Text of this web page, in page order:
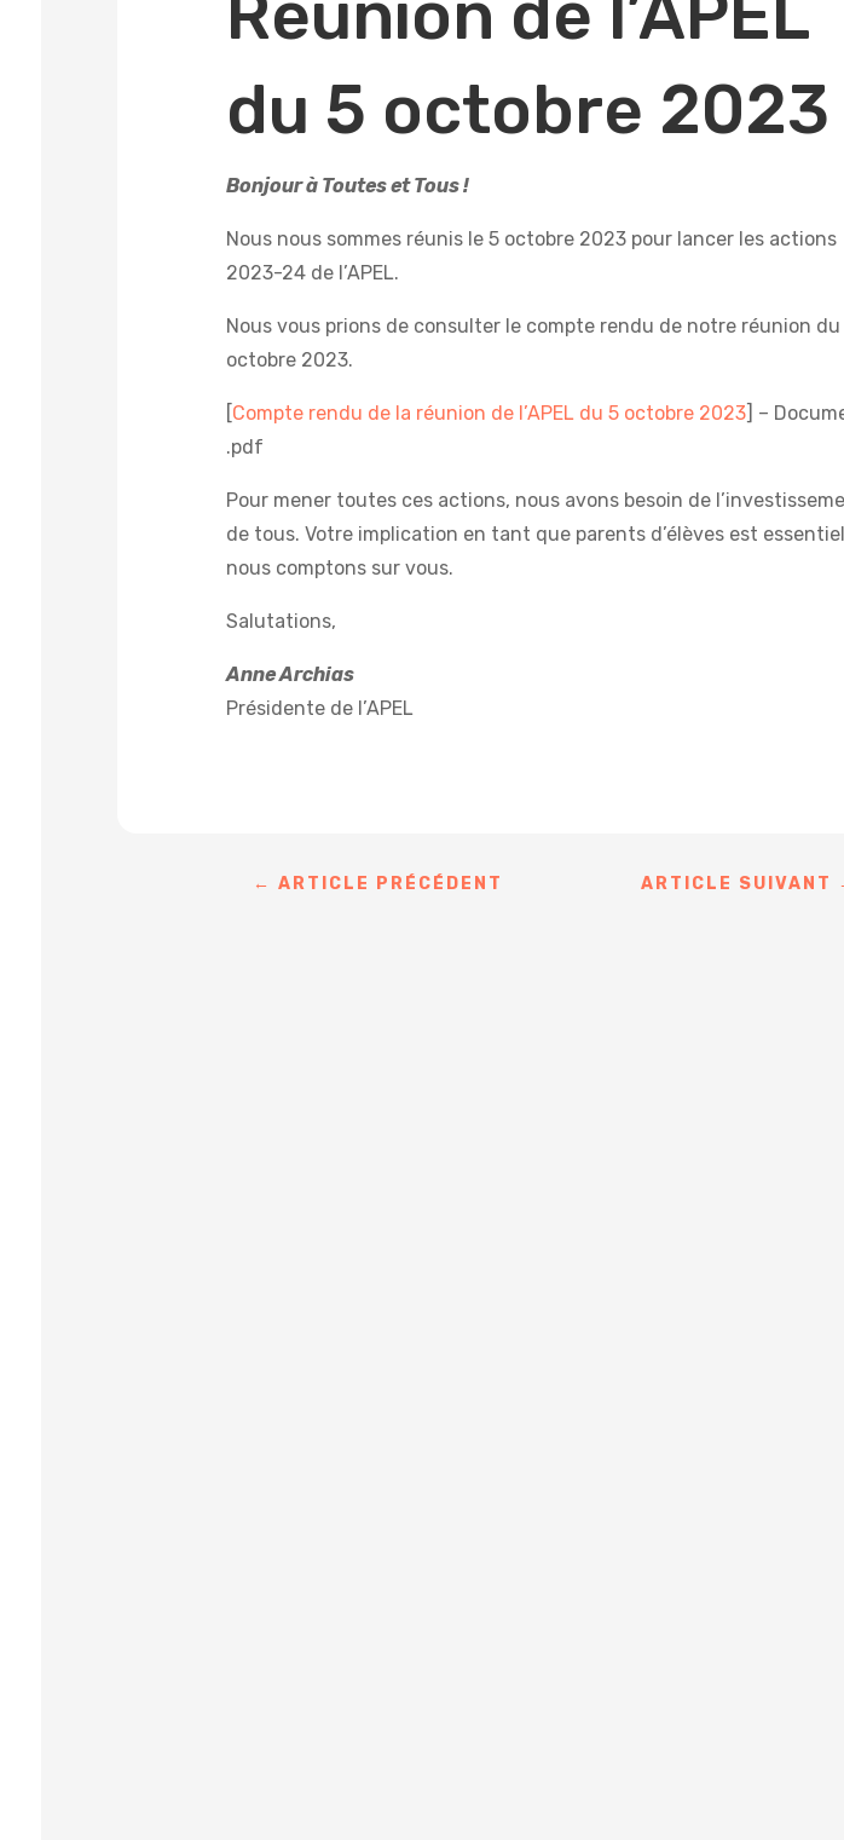
du 5 octobre 2023
Bonjour à Toutes et Tous !
Nous nous sommes réunis le 5 octobre 2023 pour lancer les actions
2023-24 de l’APEL.
Nous vous prions de consulter le compte rendu de notre réunion du
octobre 2023.
[Compte rendu de la réunion de l’APEL du 5 octobre 2023] –
.pdf
Pour mener toutes ces actions, nous avons besoin de
de tous. Votre implication en tant que parents d’élèves est
nous comptons sur vous.
Salutations,
Anne Archias
Présidente de l’APEL
←ARTICLE PRÉCÉDENT ARTICLE SUIVANT